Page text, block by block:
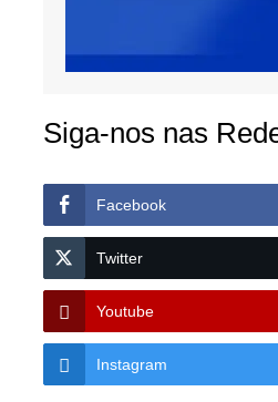
Siga-nos nas
Facebook
Twitter
Youtube
Instagram